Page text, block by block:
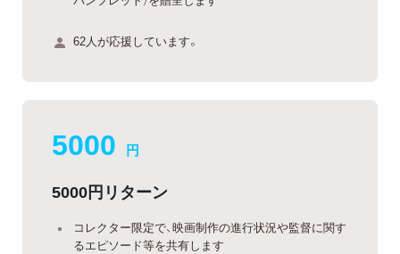
62人が応援しています。
5000 円
5000円リターン
コレクター限定で、映画制作の進行状況や監督に関す
るエピソード等を共有します